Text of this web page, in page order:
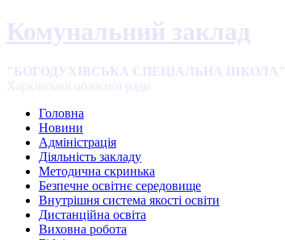
Комунальний заклад
"БОГОДУХІВСЬКА СПЕЦІАЛЬНА ШКОЛА"
Харківської обласної ради
Головна
Новини
Адміністрація
Діяльність закладу
Методична скринька
Безпечне освітнє середовище
Внутрішня система якості освіти
Дистанційна освіта
Виховна робота